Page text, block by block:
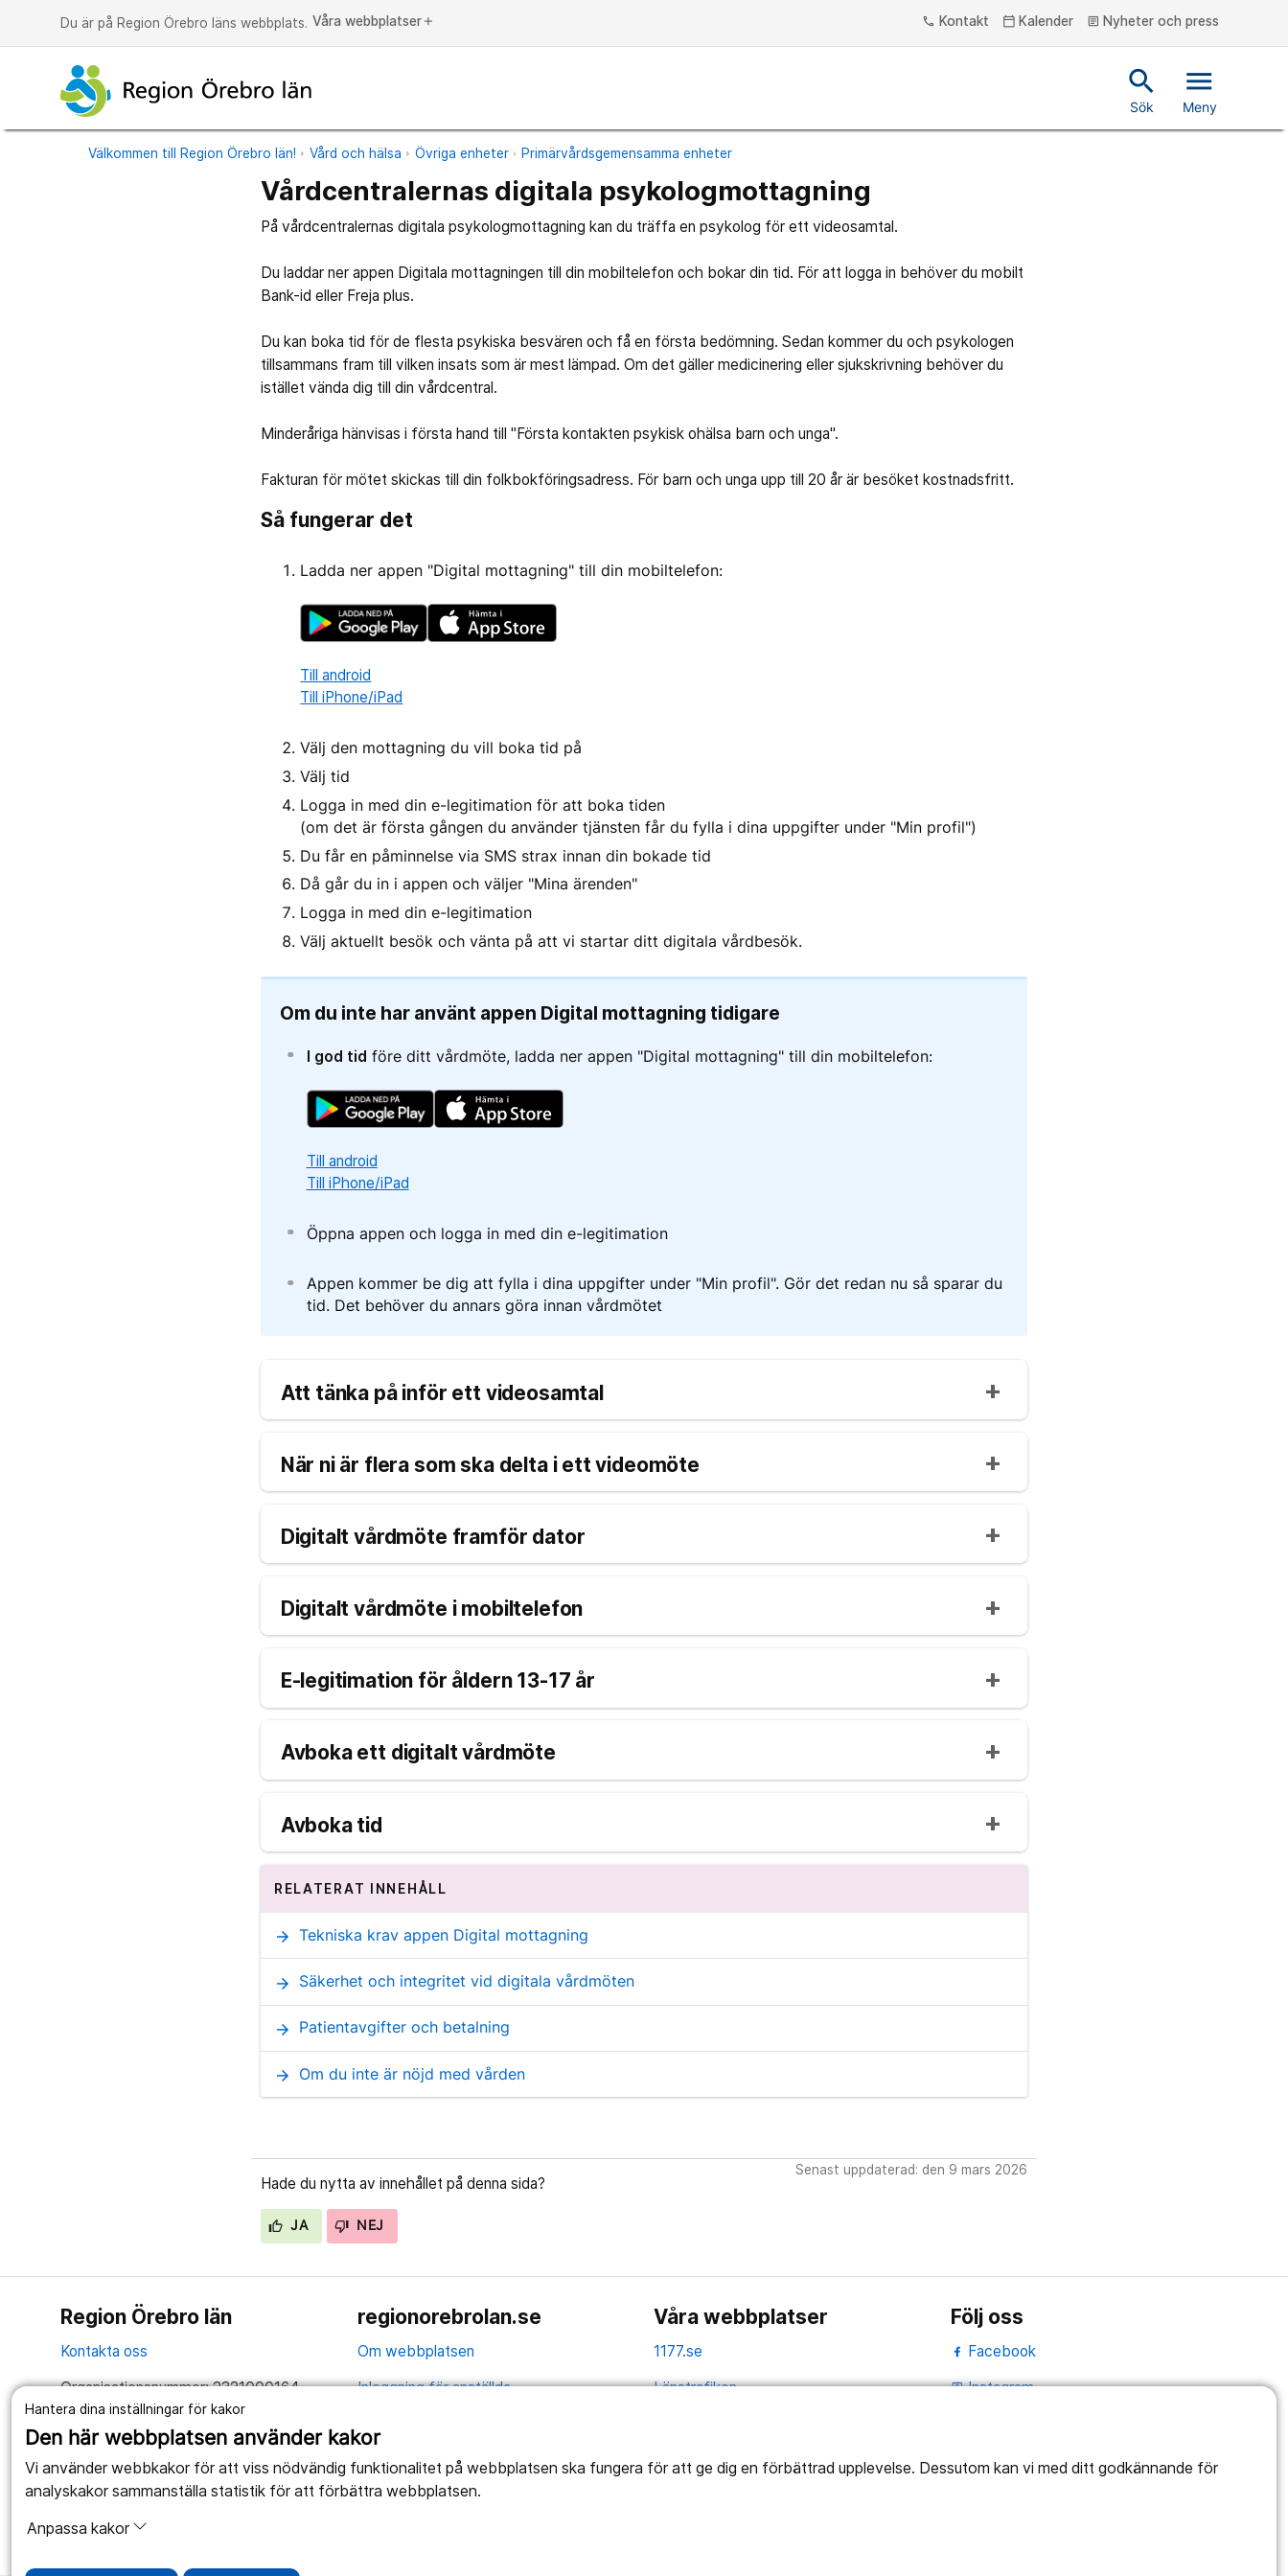
Hantera dina inställningar för kakor
Den här webbplatsen använder kakor
Vi använder webbkakor för att viss nödvändig funktionalitet på webbplatsen ska fungera för att ge dig en förbättrad upplevelse. Dessutom kan vi med ditt godkännande för
analyskakor sammanställa statistik för att förbättra webbplatsen.
Anpassa kakor
Du är på Region Örebro läns webbplats. Våra webbplatser add phone Kontakt calendar_today Kalender article Nyheter och press
search
Sök
menu
Meny
Välkommen till Region Örebro län! Vård och hälsa Övriga enheter Primärvårdsgemensamma enheter
Vårdcentralernas digitala psykologmottagning
På vårdcentralernas digitala psykologmottagning kan du träffa en psykolog för ett videosamtal.
Du laddar ner appen Digitala mottagningen till din mobiltelefon och bokar din tid. För att logga in behöver du mobilt
Bank-id eller Freja plus.
Du kan boka tid för de flesta psykiska besvären och få en första bedömning. Sedan kommer du och psykologen
tillsammans fram till vilken insats som är mest lämpad. Om det gäller medicinering eller sjukskrivning behöver du
istället vända dig till din vårdcentral.
Minderåriga hänvisas i första hand till "Första kontakten psykisk ohälsa barn och unga".
Fakturan för mötet skickas till din folkbokföringsadress. För barn och unga upp till 20 år är besöket kostnadsfritt.
Så fungerar det
Ladda ner appen "Digital mottagning" till din mobiltelefon:
Till android
Till iPhone/iPad
Välj den mottagning du vill boka tid på
Välj tid
Logga in med din e-legitimation för att boka tiden
(om det är första gången du använder tjänsten får du fylla i dina uppgifter under "Min profil")
Du får en påminnelse via SMS strax innan din bokade tid
Då går du in i appen och väljer "Mina ärenden"
Logga in med din e-legitimation
Välj aktuellt besök och vänta på att vi startar ditt digitala vårdbesök.
Om du inte har använt appen Digital mottagning tidigare
I god tid före ditt vårdmöte, ladda ner appen "Digital mottagning" till din mobiltelefon:
Till android
Till iPhone/iPad
Öppna appen och logga in med din e-legitimation
Appen kommer be dig att fylla i dina uppgifter under "Min profil". Gör det redan nu så sparar du
tid. Det behöver du annars göra innan vårdmötet
Att tänka på inför ett videosamtal
När ni är flera som ska delta i ett videomöte
Digitalt vårdmöte framför dator
Digitalt vårdmöte i mobiltelefon
E-legitimation för åldern 13-17 år
Avboka ett digitalt vårdmöte
Avboka tid
RELATERAT INNEHÅLL
arrow_forward Tekniska krav appen Digital mottagning
arrow_forward Säkerhet och integritet vid digitala vårdmöten
arrow_forward Patientavgifter och betalning
arrow_forward Om du inte är nöjd med vården
Hade du nytta av innehållet på denna sida?
JA NEJ
Senast uppdaterad: den 9 mars 2026
Region Örebro län
Kontakta oss
Organisationsnummer: 2321000164
regionorebrolan.se
Om webbplatsen
Inloggning för anställda
Anslagstavla
Tillgänglighetsredogörelse
Våra webbplatser
1177.se
Länstrafiken
Utveckling
Följ oss
Facebook
portraitInstagram